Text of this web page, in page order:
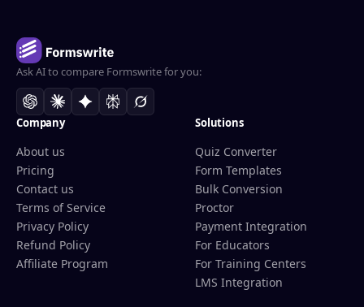
Ask AI to compare Formswrite for you:
Company
About us
Pricing
Contact us
Terms of Service
Privacy Policy
Refund Policy
Affiliate Program
Solutions
Quiz Converter
Form Templates
Bulk Conversion
Proctor
Payment Integration
For Educators
For Training Centers
LMS Integration